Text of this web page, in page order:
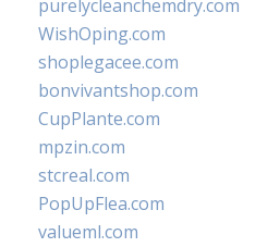
purelycleanchemdry.com
WishOping.com
shoplegacee.com
bonvivantshop.com
CupPlante.com
mpzin.com
stcreal.com
PopUpFlea.com
valueml.com